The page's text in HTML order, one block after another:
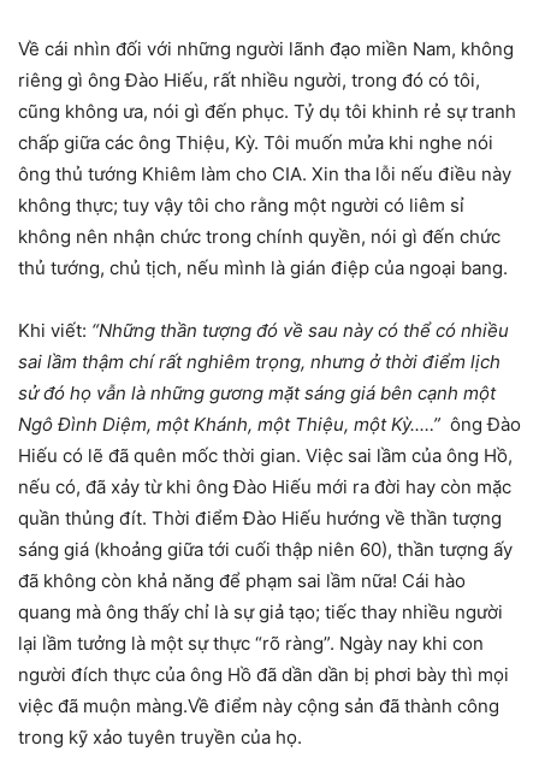
Về cái nhìn đối với những người lãnh đạo miền Nam, không
riêng gì ông Đào Hiếu, rất nhiều người, trong đó có tôi,
cũng không ưa, nói gì đến phục. Tỷ dụ tôi khinh rẻ sự tranh
chấp giữa các ông Thiệu, Kỳ. Tôi muốn mửa khi nghe nói
ông thủ tướng Khiêm làm cho CIA. Xin tha lỗi nếu điều này
không thực; tuy vậy tôi cho rằng một người có liêm sỉ
không nên nhận chức trong chính quyền, nói gì đến chức
thủ tướng, chủ tịch, nếu mình là gián điệp của ngoại bang.
Khi viết: “Những thần tượng đó về sau này có thể có nhiều
sai lầm thậm chí rất nghiêm trọng, nhưng ở thời điểm lịch
sử đó họ vẫn là những gương mặt sáng giá bên cạnh một
Ngô Đình Diệm, một Khánh, một Thiệu, một Kỳ..…” ông Đào
Hiếu có lẽ đã quên mốc thời gian. Việc sai lầm của ông Hồ,
nếu có, đã xảy từ khi ông Đào Hiếu mới ra đời hay còn mặc
quần thủng đít. Thời điểm Đào Hiếu hướng về thần tượng
sáng giá (khoảng giữa tới cuối thập niên 60), thần tượng ấy
đã không còn khả năng để phạm sai lầm nữa! Cái hào
quang mà ông thấy chỉ là sự giả tạo; tiếc thay nhiều người
lại lầm tưởng là một sự thực “rõ ràng”. Ngày nay khi con
người đích thực của ông Hồ đã dần dần bị phơi bày thì mọi
việc đã muộn màng.Về điểm này cộng sản đã thành công
trong kỹ xảo tuyên truyền của họ.